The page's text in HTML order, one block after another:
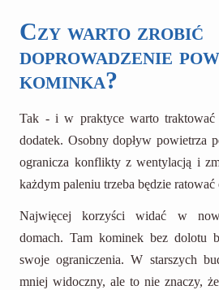
Czy warto zrobić
doprowadzenie
kominka?
Tak - i w praktyce warto traktować
dodatek. Osobny dopływ powietrza
ogranicza konflikty z wentylacją i
każdym paleniu trzeba będzie
Najwięcej korzyści widać w
domach. Tam kominek bez dolotu
swoje ograniczenia. W starszych
mniej widoczny, ale to nie znaczy,